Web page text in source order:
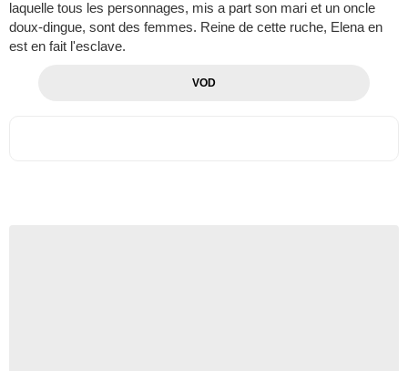
laquelle tous les personnages, mis a part son mari et un oncle
doux-dingue, sont des femmes. Reine de cette ruche, Elena en
est en fait l'esclave.
VOD